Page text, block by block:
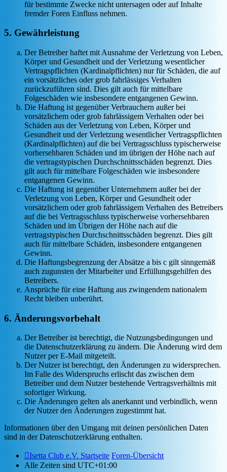
für bestimmte Zwecke nicht untersagen oder auf Inhalte
fremder Foren Einfluss nehmen.
5. Gewährleistung
Der Betreiber haftet mit Ausnahme der Verletzung von Leben,
Körper und Gesundheit und der Verletzung wesentlicher
Vertragspflichten (Kardinalpflichten) nur für Schäden, die auf
ein vorsätzliches oder grob fahrlässiges Verhalten
zurückzuführen sind. Dies gilt auch für mittelbare
Folgeschäden wie insbesondere entgangenen Gewinn.
Die Haftung ist gegenüber Verbrauchern außer bei
vorsätzlichem oder grob fahrlässigem Verhalten oder bei
Schäden aus der Verletzung von Leben, Körper und
Gesundheit und der Verletzung wesentlicher Vertragspflichten
(Kardinalpflichten) auf die bei Vertragsschluss typischerweise
vorhersehbaren Schäden und im übrigen der Höhe nach auf
die vertragstypischen Durchschnittsschäden begrenzt. Dies
gilt auch für mittelbare Folgeschäden wie insbesondere
entgangenen Gewinn.
Die Haftung ist gegenüber Unternehmern außer bei der
Verletzung von Leben, Körper und Gesundheit oder
vorsätzlichem oder grob fahrlässigem Verhalten des Betreibers
auf die bei Vertragsschluss typischerweise vorhersehbaren
Schäden und im Übrigen der Höhe nach auf die
vertragstypischen Durchschnittsschäden begrenzt. Dies gilt
auch für mittelbare Schäden, insbesondere entgangenen
Gewinn.
Die Haftungsbegrenzung der Absätze a bis c gilt sinngemäß
auch zugunsten der Mitarbeiter und Erfüllungsgehilfen des
Betreibers.
Ansprüche für eine Haftung aus zwingendem nationalem
Recht bleiben unberührt.
6. Änderungsvorbehalt
Der Betreiber ist berechtigt, die Nutzungsbedingungen und
die Datenschutzerklärung zu ändern. Die Änderung wird dem
Nutzer per E-Mail mitgeteilt.
Der Nutzer ist berechtigt, den Änderungen zu widersprechen.
Im Falle des Widerspruchs erlischt das zwischen dem
Betreiber und dem Nutzer bestehende Vertragsverhältnis mit
sofortiger Wirkung.
Die Änderungen gelten als anerkannt und verbindlich, wenn
der Nutzer den Änderungen zugestimmt hat.
Informationen über den Umgang mit deinen persönlichen Daten
sind in der Datenschutzerklärung enthalten.
Isetta Club e.V. Startseite Foren-Übersicht
Alle Zeiten sind UTC+01:00